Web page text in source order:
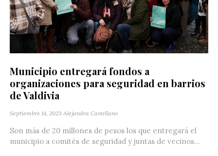
Municipio entregará fondos a
organizaciones para seguridad en barrios
de Valdivia
Septiembre 14, 2023 Alejandra Castellano
Son más de 20 millones de pesos los que entregará el
municipio a comités de seguridad y juntas de vecinos...